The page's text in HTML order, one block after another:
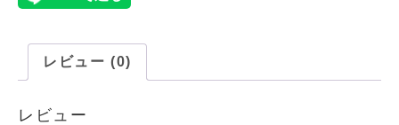
レビュー (0)
レビュー